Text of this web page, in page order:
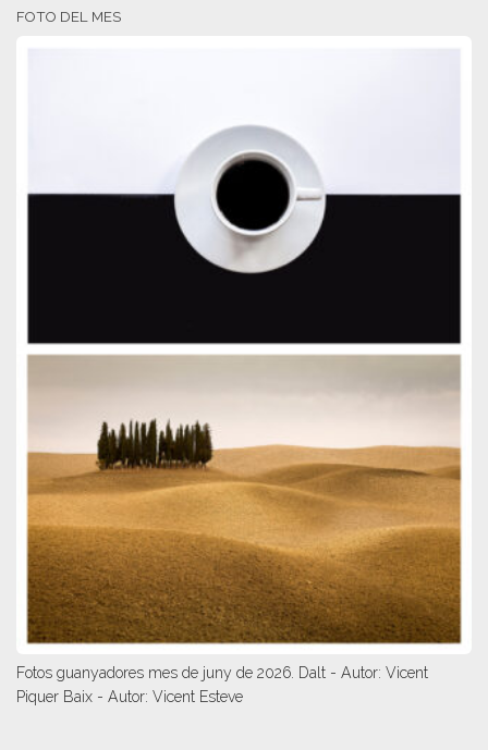
FOTO DEL MES
Fotos guanyadores mes de juny de 2026. Dalt - Autor: Vicent
Piquer Baix - Autor: Vicent Esteve